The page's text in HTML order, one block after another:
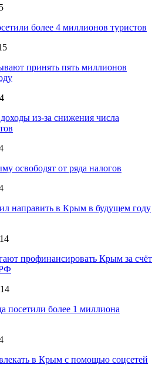
более 4 миллионов туристов
принять пять миллионов
из-за снижения числа
освободят от ряда налогов
направить в Крым в будущем году
профинансировать Крым за счёт
посетили более 1 миллиона
в Крым с помощью соцсетей